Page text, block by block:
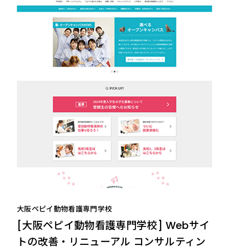
大阪ペピイ動物看護専門学校
[大阪ペピイ動物看護専門学校] Webサイ
トの改善・リニューアル コンサルティン